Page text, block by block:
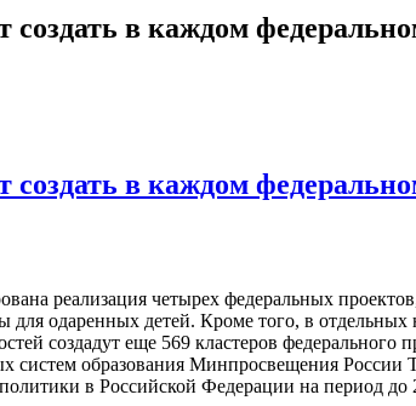
в каждом
в каждом
реализация четырех федеральных
для одаренных детей. Кроме того, в
создадут еще 569 кластеров федерального
систем образования Минпросвещения
в Российской Федерации на период